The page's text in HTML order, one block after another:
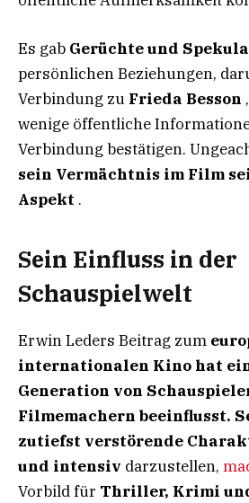
Es gab Gerüchte und
persönlichen Beziehungen,
Verbindung zu Frieda Besson
wenige öffentliche
Verbindung bestätigen.
sein Vermächtnis im Film
Aspekt .
Sein Einfluss in der
Schauspielwelt
Erwin Leders Beitrag zum
internationalen Kino hat
Generation von
Filmemachern beeinflusst.
zutiefst verstörende
und intensiv darzustellen,
Vorbild für Thriller, Krimi